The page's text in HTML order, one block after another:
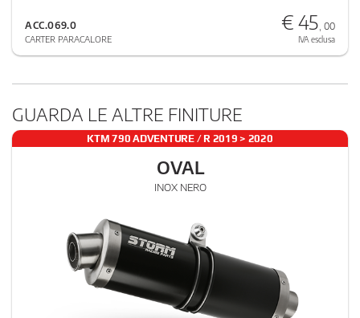
ACC.069.0
CARTER PARACALORE
€ 45 , 00
IVA esclusa
GUARDA LE ALTRE FINITURE
KTM 790 ADVENTURE / R 2019 > 2020
OVAL
INOX NERO